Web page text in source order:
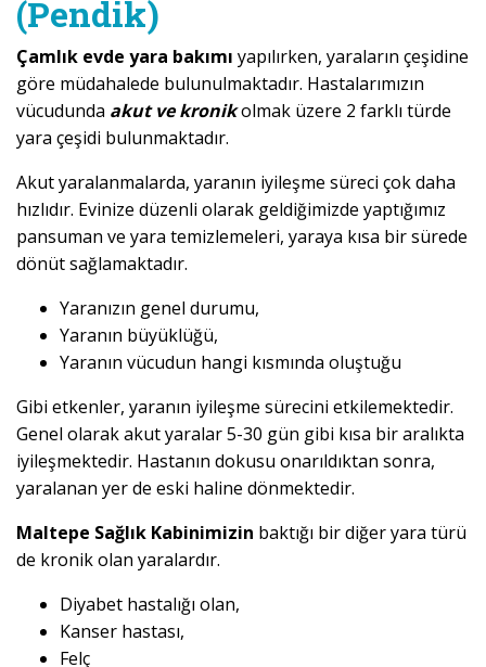
(Pendik)
Çamlık evde yara bakımı yapılırken, yaraların çeşidine
göre müdahalede bulunulmaktadır. Hastalarımızın
vücudunda akut ve kronikolmak üzere 2 farklı türde
yara çeşidi bulunmaktadır.
Akut yaralanmalarda, yaranın iyileşme süreci çok daha
hızlıdır. Evinize düzenli olarak geldiğimizde yaptığımız
pansuman ve yara temizlemeleri, yaraya kısa bir sürede
dönüt sağlamaktadır.
Yaranızın genel durumu,
Yaranın büyüklüğü,
Yaranın vücudun hangi kısmında oluştuğu
Gibi etkenler, yaranın iyileşme sürecini etkilemektedir.
Genel olarak akut yaralar 5-30 gün gibi kısa bir aralıkta
iyileşmektedir. Hastanın dokusu onarıldıktan sonra,
yaralanan yer de eski haline dönmektedir.
Maltepe Sağlık Kabinimizin baktığı bir diğer yara türü
de kronik olan yaralardır.
Diyabet hastalığı olan,
Kanser hastası,
Felç